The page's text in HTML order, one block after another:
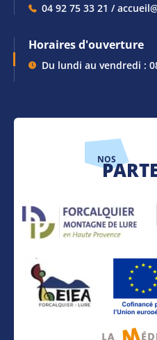
04 92 75 33 21 /
Horaires d'ouverture
Du lundi au vendredi :
NOS